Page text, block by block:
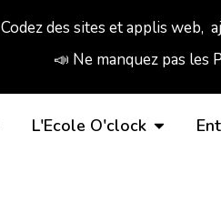
Codez des sites et applis web,
📣 Ne manquez pas les
L'Ecole O'clock